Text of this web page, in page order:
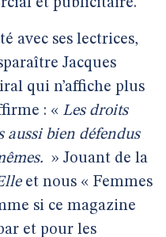
et publicitaire.
avec ses lectrices,
Jacques
qui n’affiche plus
: « Les droits
aussi bien défendus
» Jouant de la
et nous « Femmes
si ce magazine
et pour les